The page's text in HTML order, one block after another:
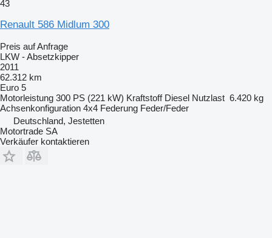
43
Renault 586 Midlum 300
Preis auf Anfrage
LKW - Absetzkipper
2011
62.312 km
Euro 5
Motorleistung 300 PS (221 kW) Kraftstoff Diesel Nutzlast 6.420 kg
Achsenkonfiguration 4x4 Federung Feder/Feder
Deutschland, Jestetten
Motortrade SA
Verkäufer kontaktieren